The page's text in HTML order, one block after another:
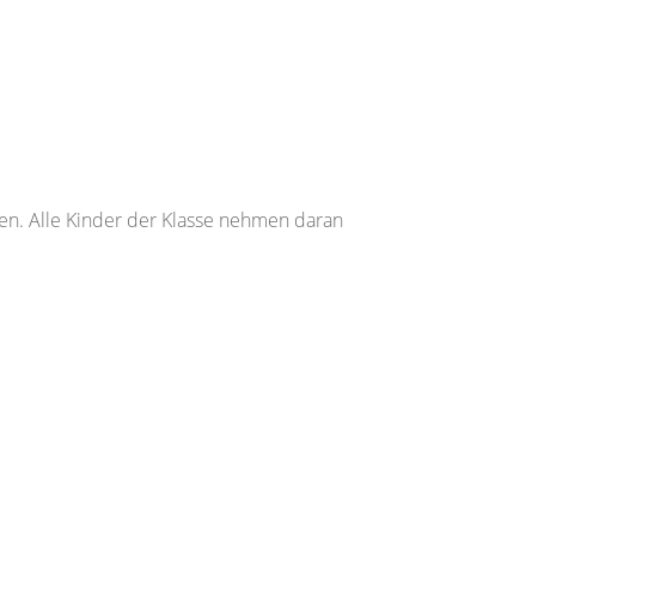
Alle Kinder der Klasse nehmen daran